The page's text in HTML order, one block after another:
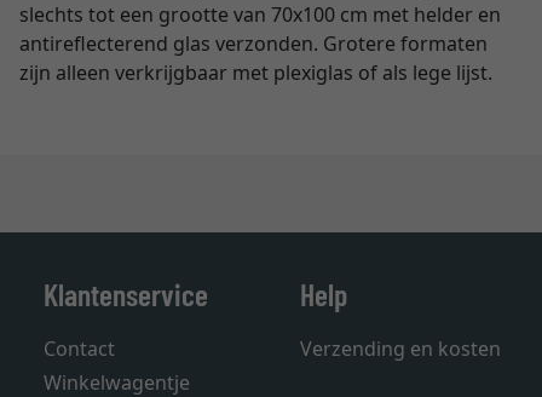
slechts tot een grootte van 70x100 cm met helder en
antireflecterend glas verzonden. Grotere formaten
zijn alleen verkrijgbaar met plexiglas of als lege lijst.
Klantenservice
Contact
Winkelwagentje
Help
Verzending en kosten